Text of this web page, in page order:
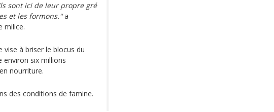
sont ici de leur propre gré
et les formons.''a
milice.
à briser le blocus du
environ six millions
nourriture.
des conditions de famine.